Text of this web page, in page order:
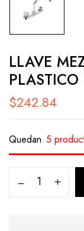
LLAVE
PLASTICO
$242.84
Quedan 5